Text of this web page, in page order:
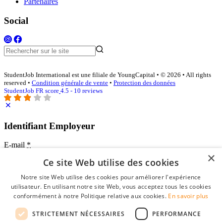
Social
StudentJob International est une filiale de YoungCapital • © 2026 • All rights
reserved • Condition générale de vente • Protection des données
StudentJob FR score 4.5 - 10 reviews
Identifiant Employeur
E-mail *
Mot de passe
se souvenir de moi
mot de passe oublié?
×
Ce site Web utilise des cookies
Notre site Web utilise des cookies pour améliorer l'expérience
utilisateur. En utilisant notre site Web, vous acceptez tous les cookies
conformément à notre Politique relative aux cookies. En savoir plus
STRICTEMENT NÉCESSAIRES PERFORMANCE